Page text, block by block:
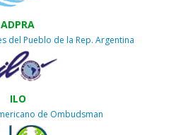
ADPRA
del Pueblo de la Rep. Argentina
ILO
de Ombudsman